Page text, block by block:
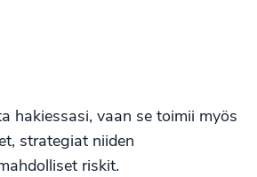
hakiessasi, vaan se toimii myös
strategiat niiden
riskit.